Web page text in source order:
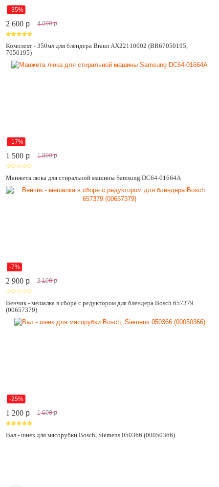
-35%
2 600 p 4 000 p
Комплект - 350мл для блендера Braun AX22110002 (BR67050195,
7050195)
-17%
1 500 p 1 800 p
Манжета люка для стиральной машины Samsung DC64-01664A
-7%
2 900 p 3 100 p
Венчик - мешалка в сборе с редуктором для блендера Bosch 657379
(00657379)
-25%
1 200 p 1 600 p
Вал - шнек для мясорубки Bosch, Siemens 050366 (00050366)